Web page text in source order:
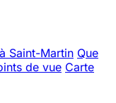
Saint-Martin Que
de vue Carte